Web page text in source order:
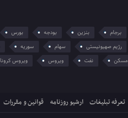
برجام بنزین بودجه بورس
رژیم صهیونیستی سهام سوریه
مسکن نفت ویروس ویروس کرونا
تعرفه تبلیغات ارشیو روزنامه قوانین و مقررات